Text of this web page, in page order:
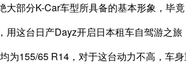
大部分K-Car车型所具备的基本形象，毕
为155/65 R14，对于这台动力不高，车